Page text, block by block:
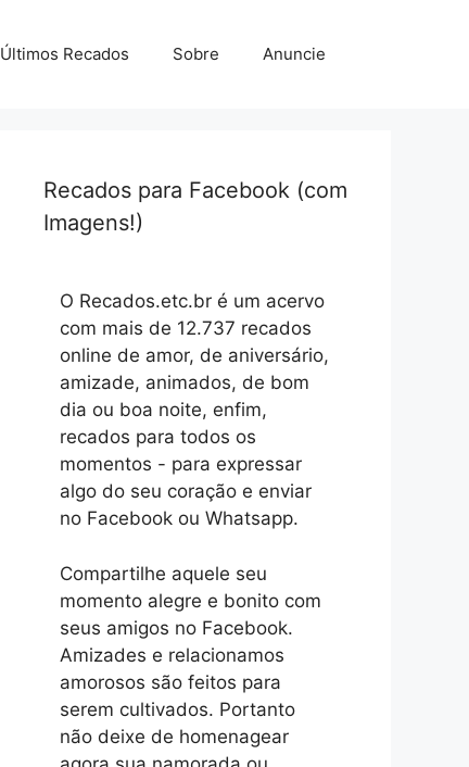
Últimos Recados Sobre Anuncie
Recados para Facebook (com
Imagens!)
O Recados.etc.br é um acervo
com mais de 12.737 recados
online de amor, de aniversário,
amizade, animados, de bom
dia ou boa noite, enfim,
recados para todos os
momentos - para expressar
algo do seu coração e enviar
no Facebook ou Whatsapp.
Compartilhe aquele seu
momento alegre e bonito com
seus amigos no Facebook.
Amizades e relacionamos
amorosos são feitos para
serem cultivados. Portanto
não deixe de homenagear